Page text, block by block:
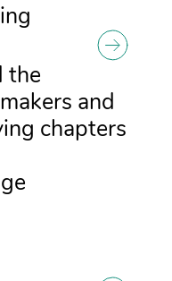
the
and
chapters